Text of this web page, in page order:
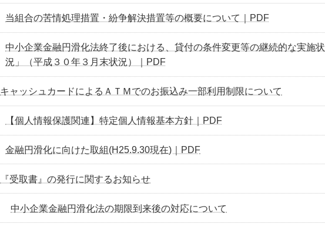
当組合の苦情処理措置・紛争解決措置等の概要について｜PDF
中小企業金融円滑化法終了後における、貸付の条件変更等の継続的な実施状
況」（平成３０年３月末状況）｜PDF
キャッシュカードによるＡＴＭでのお振込み一部利用制限について
【個人情報保護関連】特定個人情報基本方針｜PDF
金融円滑化に向けた取組(H25.9.30現在)｜PDF
『受取書』の発行に関するお知らせ
中小企業金融円滑化法の期限到来後の対応について